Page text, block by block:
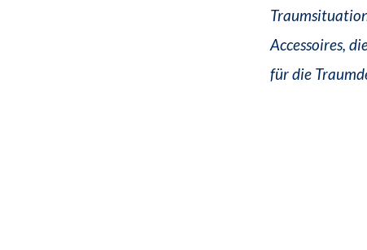
Accessoires,
für die